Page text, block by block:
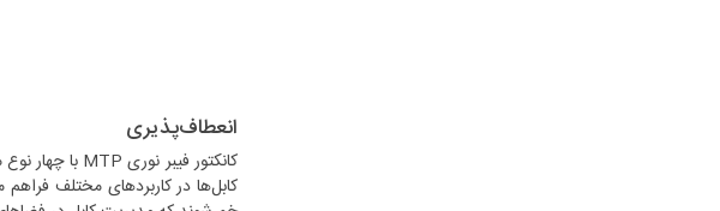
انعطاف‌پذیری